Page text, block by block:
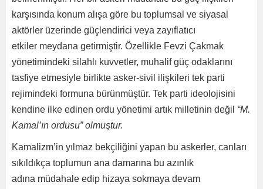
karşısında konum alışa göre bu toplumsal ve siyasal
aktörler üzerinde güçlendirici veya zayıflatıcı
etkiler meydana getirmiştir. Özellikle Fevzi Çakmak
yönetimindeki silahlı kuvvetler, muhalif güç odaklarını
tasfiye etmesiyle birlikte asker-sivil ilişkileri tek parti
rejimindeki formuna bürünmüştür. Tek parti ideolojisini
kendine ilke edinen ordu yönetimi artık milletinin değil “M.
Kamal’ın ordusu” olmuştur.
Kamalizm’in yılmaz bekçiliğini yapan bu askerler, canları
sıkıldıkça toplumun ana damarına bu azınlık
adına müdahale edip hizaya sokmaya devam